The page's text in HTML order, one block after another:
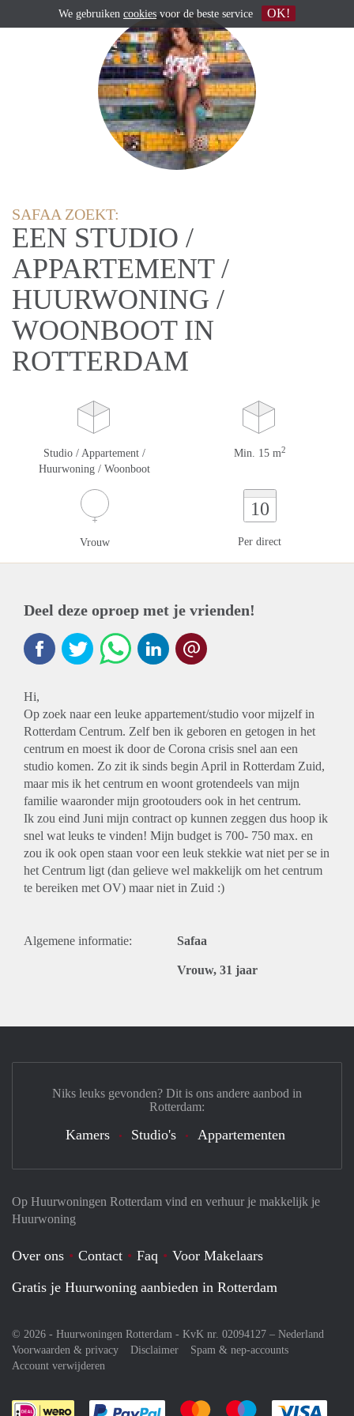
SAFAA ZOEKT:
EEN STUDIO /
APPARTEMENT /
HUURWONING /
WOONBOOT IN
ROTTERDAM
Studio / Appartement /
Huurwoning / Woonboot
Min. 15 m2
Vrouw
10
Per direct
Deel deze oproep met je vrienden!
Hi,
Op zoek naar een leuke appartement/studio voor mijzelf in
Rotterdam Centrum. Zelf ben ik geboren en getogen in het
centrum en moest ik door de Corona crisis snel aan een
studio komen. Zo zit ik sinds begin April in Rotterdam Zuid,
maar mis ik het centrum en woont grotendeels van mijn
familie waaronder mijn grootouders ook in het centrum.
Ik zou eind Juni mijn contract op kunnen zeggen dus hoop ik
snel wat leuks te vinden! Mijn budget is 700- 750 max. en
zou ik ook open staan voor een leuk stekkie wat niet per se in
het Centrum ligt (dan gelieve wel makkelijk om het centrum
te bereiken met OV) maar niet in Zuid :)
Algemene informatie: Safaa
Vrouw, 31 jaar
Op Huurwoningen Rotterdam vind en verhuur je makkelijk je
Huurwoning
Over ons Contact Faq
Voor Makelaars
Gratis je Huurwoning aanbieden in Rotterdam
© 2026 - Huurwoningen Rotterdam - KvK nr. 02094127 – Nederland
Voorwaarden & privacy
Disclaimer
Spam & nep-accounts
Account verwijderen
Je rekent gemakkelijk af met Paypal
Je rekent gemakkelijk af met
Je rekent
Niks leuks gevonden? Dit is ons andere aanbod in
Rotterdam:
Kamers Studio's Appartementen
We gebruiken cookies voor de beste service OK!